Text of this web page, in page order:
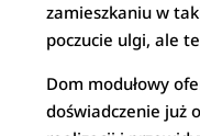
zamieszkaniu w
poczucie ulgi, ale
Dom modułowy
doświadczenie już